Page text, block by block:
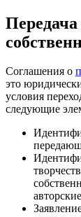
Соглашения о
это
условия
следующие